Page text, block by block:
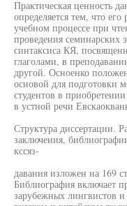
Практическая ценность
определяется тем, что
учебном процессе при
проведения семинарских
синтаксиса КЯ,
глаголами, в
другой. Осноенко
основой для подготовки
студентов в
в устной речи
Структура диссертации.
заключения,
кссяз-
давания изложен на 169
Библиография включает
зарубежных лингвистов